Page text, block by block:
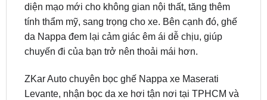
diện mạo mới cho không gian nội thất, tăng thêm
tính thẩm mỹ, sang trọng cho xe. Bên cạnh đó, ghế
da Nappa đem lại cảm giác êm ái dễ chịu, giúp
chuyến đi của bạn trở nên thoải mái hơn.
ZKar Auto chuyên bọc ghế Nappa xe Maserati
Levante, nhận bọc da xe hơi tận nơi tại TPHCM và